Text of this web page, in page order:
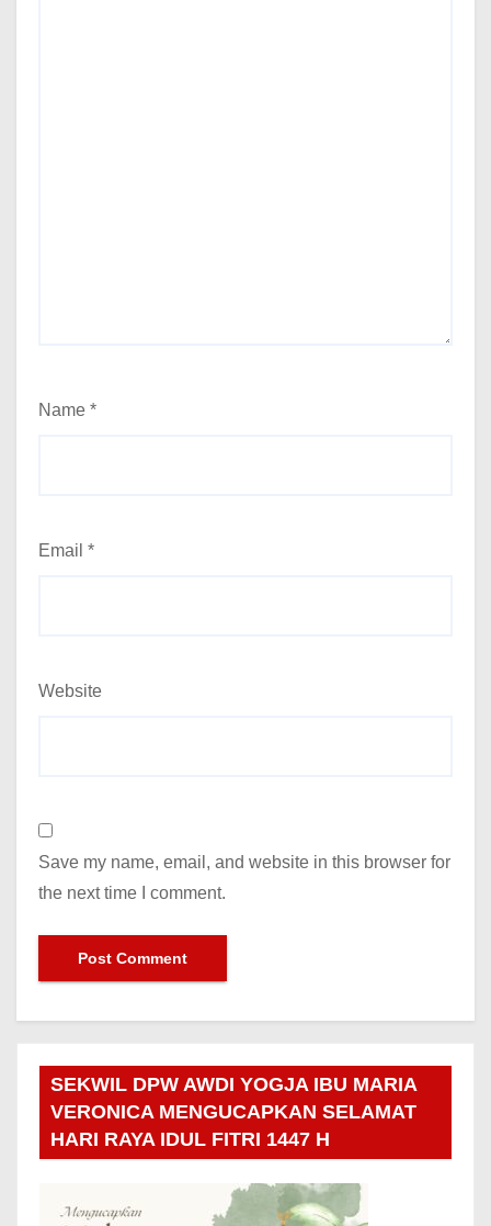
Name *
Email *
Website
Save my name, email, and website in this browser for
the next time I comment.
SEKWIL DPW AWDI YOGJA IBU MARIA
VERONICA MENGUCAPKAN SELAMAT
HARI RAYA IDUL FITRI 1447 H